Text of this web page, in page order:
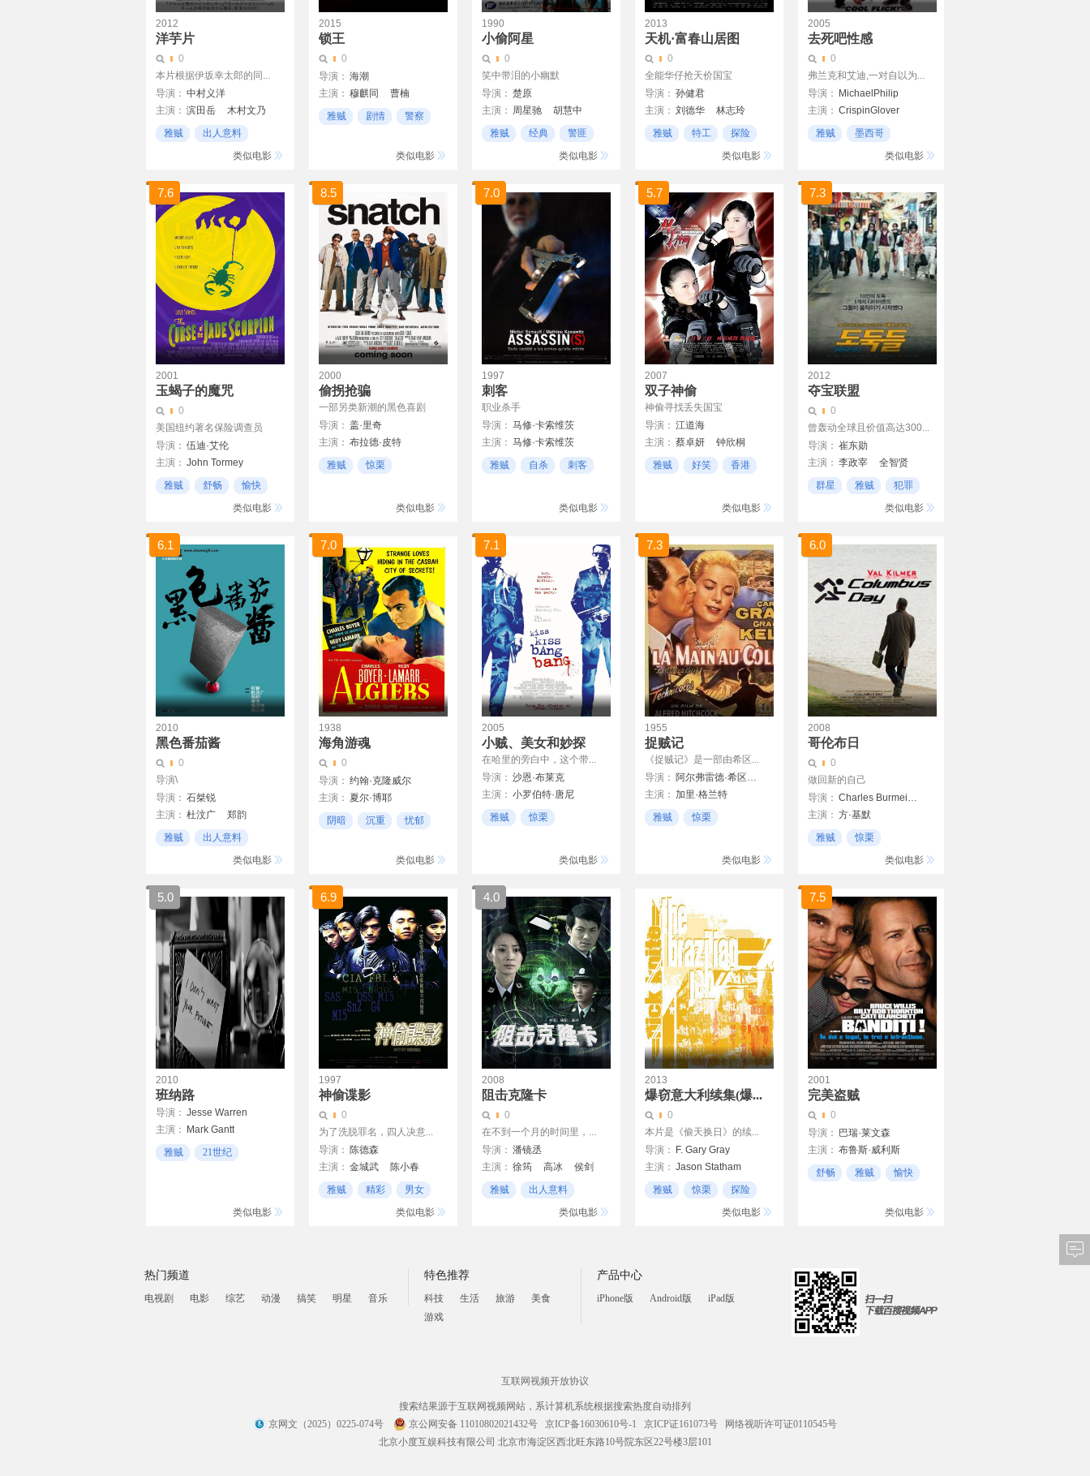
2012
洋芋片
0
本片根据伊坂幸太郎的同...
导演： 中村义洋
主演： 滨田岳
木村文乃
大森南朋
石田惠理
雅贼
出人意料
类似电影
2015
锁王
0
导演： 海潮
主演： 穆麒同
曹楠
雅贼
剧情 警察
类似电影
1990
小偷阿星
0
笑中带泪的小幽默
导演： 楚原
主演： 周星驰
胡慧中
方中信
陈观泰 曾江
雅贼 经典
警匪
类似电影
2013
天机·富春山居图
0
全能华仔抢天价国宝
导演： 孙健君
主演： 刘德华
林志玲
佟大为
张静初
爱新觉罗·启星
雅贼 特工
探险
类似电影
2005
去死吧性感
0
弗兰克和艾迪,一对自以为...
导演：
MichaelPhilip
主演： CrispinGlover
JasonLee
AmberHeard
雅贼
墨西哥
类似电影
7.6
2001
玉蝎子的魔咒
0
美国纽约著名保险调查员
导演： 伍迪·艾伦
主演： John Tormey
伍迪·艾伦
海伦·亨特
伊丽莎白·伯克利
雅贼 舒畅
愉快
类似电影
8.5
2000
偷拐抢骗
一部另类新潮的黑色喜剧
导演： 盖·里奇
主演： 布拉德·皮特
本尼西奥·德尔·托罗
拉德·舍博德兹加
阿兰·福德
连尼·詹姆斯
雅贼
惊栗
类似电影
7.0
1997
刺客
职业杀手
导演： 马修·卡索维茨
主演： 马修·卡索维茨
米歇尔·塞罗
雅贼 自杀 刺客
类似电影
5.7
2007
双子神偷
神偷寻找丢失国宝
导演： 江道海
主演： 蔡卓妍
钟欣桐
吴京
洪金宝
元华
雅贼 好笑 香港
类似电影
7.3
2012
夺宝联盟
0
曾轰动全球且价值高达300...
导演： 崔东勋
主演： 李政宰
全智贤
金允石
申河均
金秀贤
金惠秀
群星 雅贼
犯罪
类似电影
6.1
2010
黑色番茄酱
0
导演\
导演： 石桀锐
主演： 杜汶广
郑韵
雅贼
出人意料
类似电影
7.0
1938
海角游魂
0
导演： 约翰·克隆威尔
主演： 夏尔·博耶
海蒂·拉玛
茜瑞·格丽
阴暗 沉重 忧郁
类似电影
7.1
2005
小贼、美女和妙探
在哈里的旁白中，这个带...
导演： 沙恩·布莱克
主演： 小罗伯特·唐尼
方·基默
米歇尔·莫娜汉
雅贼
惊栗
类似电影
7.3
1955
捉贼记
《捉贼记》是一部由希区...
导演：
阿尔弗雷德·希区柯克
主演： 加里·格兰特
格蕾丝·凯利
雅贼
惊栗
类似电影
6.0
2008
哥伦布日
0
做回新的自己
导演：
Charles Burmeister
主演： 方·基默
玛格·海根柏格
雅贼
惊栗
类似电影
5.0
2010
班纳路
导演： Jesse Warren
主演：
Mark Gantt
瓦内萨·马赛尔
雅贼
21世纪
类似电影
6.9
1997
神偷谍影
0
为了洗脱罪名，四人决意...
导演： 陈德森
主演： 金城武
陈小春
杨采妮
李绮虹
雅贼 精彩
男女
类似电影
4.0
2008
阻击克隆卡
0
在不到一个月的时间里，...
导演： 潘镜丞
主演： 徐筠 高冰
侯剑
曹苑雅贼
出人意料
类似电影
2013
爆窃意大利续集(爆...
0
本片是《偷天换日》的续...
导演：
F. Gary Gray
主演： Jason Statham
Charlize Theron
雅贼 惊栗
探险
类似电影
7.5
2001
完美盗贼
0
导演：
巴瑞·莱文森
主演： 布鲁斯·威利斯
比利·鲍伯·松顿
舒畅 雅贼 愉快
类似电影
热门频道
电视剧 电影 综艺 动漫 搞笑 明星 音乐
特色推荐
科技 生活 旅游
美食
游戏
产品中心
iPhone版 Android版 iPad版
互联网视频开放协议
搜索结果源于互联网视频网站，系计算机系统根据搜索热度自动排列
京网文（2025）0225-074号
京公网安备 11010802021432号 京ICP备16030610号-1 京ICP证161073号
网络视听许可证0110545号
北京小度互娱科技有限公司 北京市海淀区西北旺东路10号院东区22号楼3层101